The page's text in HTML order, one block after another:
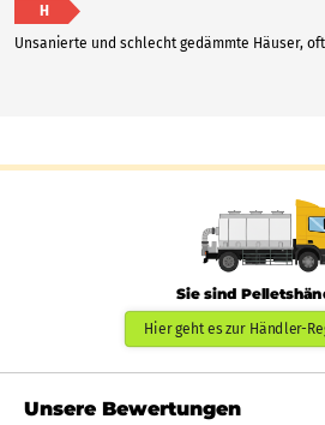
H
Unsanierte und schlecht gedämmte Häuser,
Sie sind
Hier geht es zur Händler-
Unsere Bewertungen